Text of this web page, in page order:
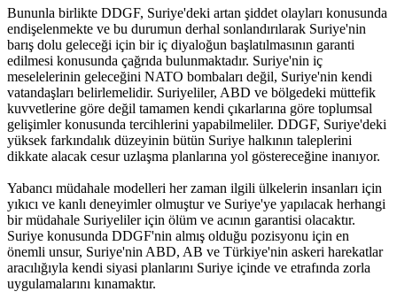
Bununla birlikte DDGF, Suriye'deki artan şiddet olayları konusunda
endişelenmekte ve bu durumun derhal sonlandırılarak Suriye'nin
barış dolu geleceği için bir iç diyaloğun başlatılmasının garanti
edilmesi konusunda çağrıda bulunmaktadır. Suriye'nin iç
meselelerinin geleceğini NATO bombaları değil, Suriye'nin kendi
vatandaşları belirlemelidir. Suriyeliler, ABD ve bölgedeki müttefik
kuvvetlerine göre değil tamamen kendi çıkarlarına göre toplumsal
gelişimler konusunda tercihlerini yapabilmeliler. DDGF, Suriye'deki
yüksek farkındalık düzeyinin bütün Suriye halkının taleplerini
dikkate alacak cesur uzlaşma planlarına yol göstereceğine inanıyor.
Yabancı müdahale modelleri her zaman ilgili ülkelerin insanları için
yıkıcı ve kanlı deneyimler olmuştur ve Suriye'ye yapılacak herhangi
bir müdahale Suriyeliler için ölüm ve acının garantisi olacaktır.
Suriye konusunda DDGF'nin almış olduğu pozisyonu için en
önemli unsur, Suriye'nin ABD, AB ve Türkiye'nin askeri harekatlar
aracılığıyla kendi siyasi planlarını Suriye içinde ve etrafında zorla
uygulamalarını kınamaktır.